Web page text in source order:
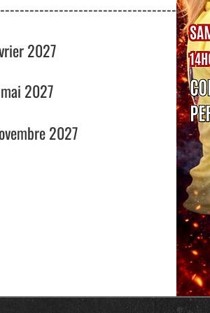
2027
2027
2027